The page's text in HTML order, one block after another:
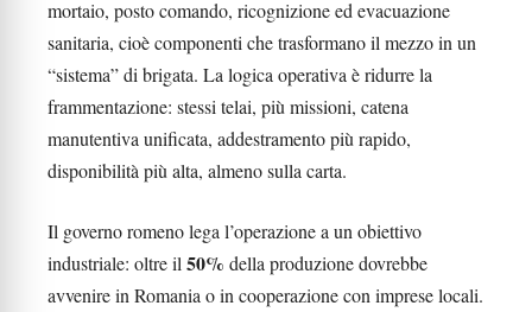
mortaio, posto comando, ricognizione ed evacuazione
sanitaria, cioè componenti che trasformano il mezzo in un
“sistema” di brigata. La logica operativa è ridurre la
frammentazione: stessi telai, più missioni, catena
manutentiva unificata, addestramento più rapido,
disponibilità più alta, almeno sulla carta.
Il governo romeno lega l’operazione a un obiettivo
industriale: oltre il 50% della produzione dovrebbe
avvenire in Romania o in cooperazione con imprese locali.